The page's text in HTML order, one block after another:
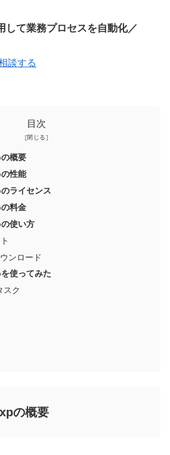
して業務プロセスを自動化／
談する
目次
概要
性能
ライセンス
料金
使い方
ンロード
使ってみた
スク
の概要